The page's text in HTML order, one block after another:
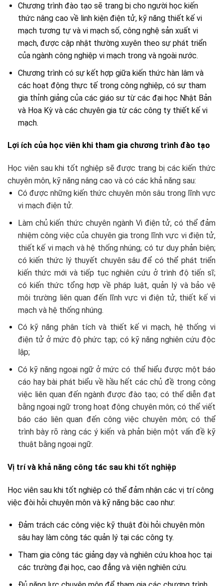
Chương trình đào tạo sẽ trang bị cho người học kiến
thức nâng cao về linh kiện điện tử, kỹ năng thiết kế vi
mạch tương tự và vi mạch số, công nghệ sản xuất vi
mạch, được cập nhật thường xuyên theo sự phát triển
của ngành công nghiệp vi mạch trong và ngoài nước.
Chương trình có sự kết hợp giữa kiến thức hàn lâm và
các hoạt động thực tế trong công nghiệp, có sự tham
gia thỉnh giảng của các giáo sư từ các đại học Nhật Bản
và Hoa Kỳ và các chuyên gia từ các công ty thiết kế vi
mạch.
Lợi ích của học viên khi tham gia chương trình đào tạo
Học viên sau khi tốt nghiệp sẽ được trang bị các kiến thức
chuyên môn, kỹ năng nâng cao và có các khả năng sau:
Có được những kiến thức chuyên môn sâu trong lĩnh vực
vi mạch điện tử.
Làm chủ kiến thức chuyên ngành Vi điện tử, có thể đảm
nhiệm công việc của chuyên gia trong lĩnh vực vi điện tử,
thiết kế vi mạch và hệ thống nhúng; có tư duy phản biện;
có kiến thức lý thuyết chuyên sâu để có thể phát triển
kiến thức mới và tiếp tục nghiên cứu ở trình độ tiến sĩ;
có kiến thức tổng hợp về pháp luật, quản lý và bảo vệ
môi trường liên quan đến lĩnh vực vi điện tử, thiết kế vi
mạch và hệ thống nhúng.
Có kỹ năng phân tích và thiết kế vi mạch, hệ thống vi
điện tử ở mức độ phức tạp; có kỹ năng nghiên cứu độc
lập;
Có kỹ năng ngoại ngữ ở mức có thể hiểu được một báo
cáo hay bài phát biểu về hầu hết các chủ đề trong công
việc liên quan đến ngành được đào tạo; có thể diễn đạt
bằng ngoại ngữ trong hoạt động chuyên môn; có thể viết
báo cáo liên quan đến công việc chuyên môn; có thể
trình bày rõ ràng các ý kiến và phản biện một vấn đề kỹ
thuật bằng ngoại ngữ.
Vị trí và khả năng công tác sau khi tốt nghiệp
Học viên sau khi tốt nghiệp có thể đảm nhận các vị trí công
việc đòi hỏi chuyên môn và kỹ năng bậc cao như:
Đảm trách các công việc kỹ thuật đòi hỏi chuyên môn
sâu hay làm công tác quản lý tại các công ty.
Tham gia công tác giảng dạy và nghiên cứu khoa học tại
các trường đại học, cao đẳng và viện nghiên cứu.